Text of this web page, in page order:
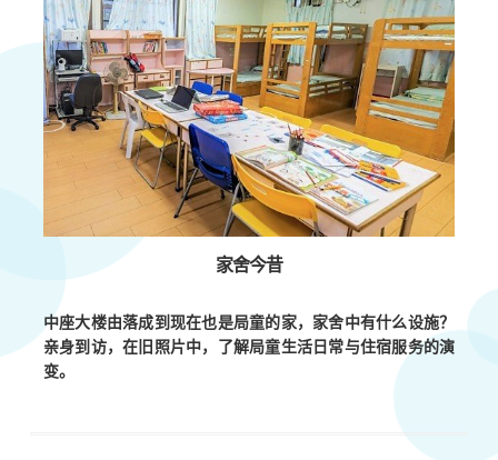
家舍今昔
中座大楼由落成到现在也是局童的家，家舍中有什么设施？
亲身到访，在旧照片中，了解局童生活日常与住宿服务的演
变。